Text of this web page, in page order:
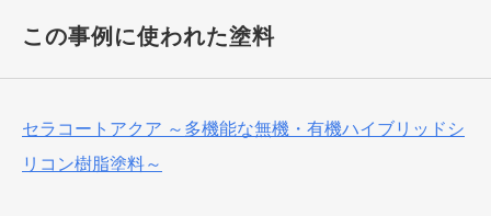
この事例に使われた塗料
セラコートアクア ～多機能な無機・有機ハイブリッドシ
リコン樹脂塗料～